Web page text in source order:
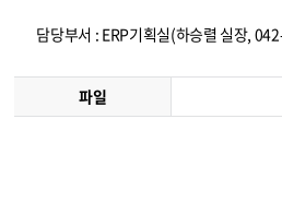
담당부서 : ERP기획실(하승렬 실장,
파일